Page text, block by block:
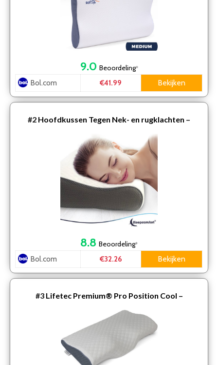
9.0 Beoordeling*
Bol.com €41.99 Bekijken
#2 Hoofdkussen Tegen Nek- en rugklachten –
Hoofdkussen Memory foam – 60 x 40x 12 cm –
Traagschruim – Ba…
8.8 Beoordeling*
Bol.com €32.26 Bekijken
#3 Lifetec Premium® Pro Position Cool –
Orthopedisch Hoofdkussen – Traagschuim – Cool
Gel – Extra Hoes…